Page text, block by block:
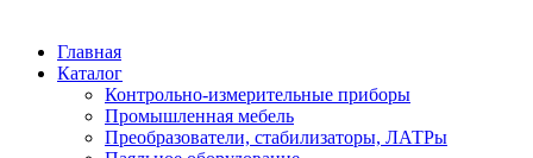
Главная
Каталог
Контрольно-измерительные приборы
Промышленная мебель
Преобразователи, стабилизаторы, ЛАТРы